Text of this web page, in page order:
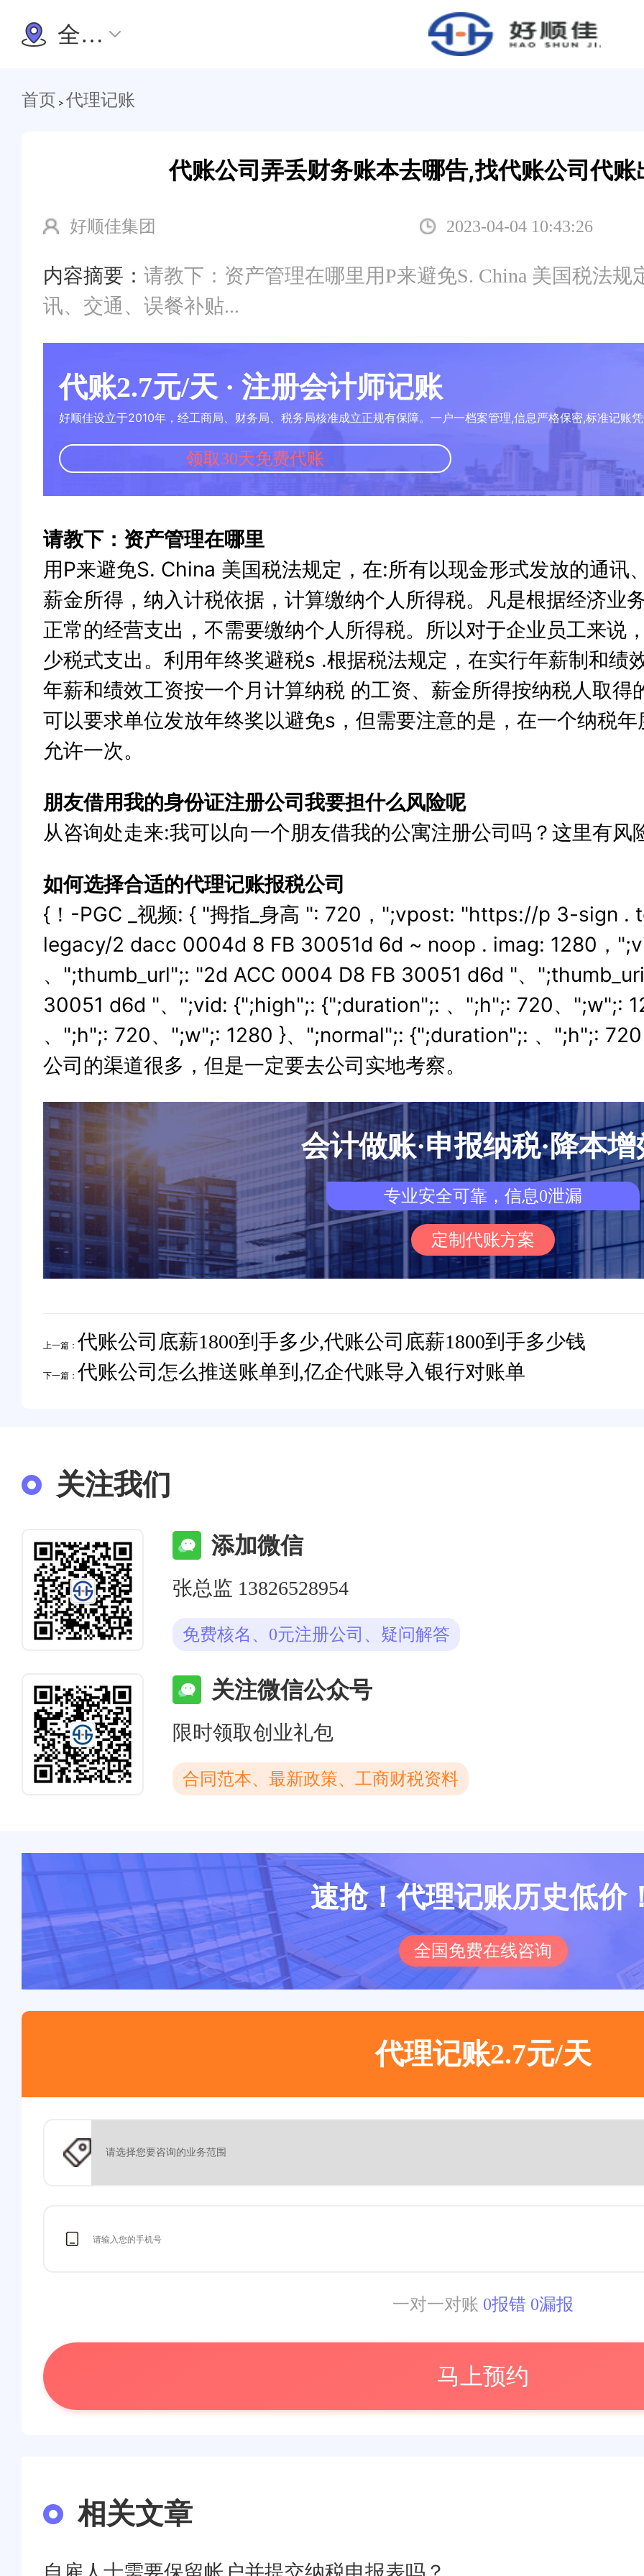
全国办理
首页 > 代理记账
代账公司弄丢财务账本去哪告,找代账公司代
好顺佳集团 2023-04-04 10:43:26
内容摘要： 请教下：资产管理在哪里用P来避免S. China 美国税法
讯、交通、误餐补贴...
代账2.7元/天 · 注册会计师记账
好顺佳设立于2010年，经工商局、财务局、税务局核准成立正规有保障。一户一档案管理,信息严格保密,标准记账
领取30天免费代账
请教下：资产管理在哪里
用P来避免S. China 美国税法规定，在:所有以现金形式发放的通讯
薪金所得，纳入计税依据，计算缴纳个人所得税。凡是根据经济业
正常的经营支出，不需要缴纳个人所得税。所以对于企业员工来说
少税式支出。利用年终奖避税s .根据税法规定，在实行年薪制和绩
年薪和绩效工资按一个月计算纳税 的工资、薪金所得按纳税人取得
可以要求单位发放年终奖以避免s，但需要注意的是，在一个纳税
允许一次。
朋友借用我的身份证注册公司我要担什么风险呢
从咨询处走来:我可以向一个朋友借我的公寓注册公司吗？这里有风
如何选择合适的代理记账报税公司
{！-PGC _视频: { "拇指_身高 ": 720，";vpost: "https://p 3-sign
legacy/2 dacc 0004d 8 FB 30051d 6d ~ noop . imag: 1280，
、";thumb_url";: "2d ACC 0004 D8 FB 30051 d6d "、
30051 d6d "、";vid: {";high";: {";duration";: 、";h";: 720、";w";:
、";h";: 720、";w";: 1280 }、";normal";: {";duration";: 、";h";:
公司的渠道很多，但是一定要去公司实地考察。
会计做账·申报纳税·降本增
专业安全可靠，信息0泄漏
定制代账方案
上一篇： 代账公司底薪1800到手多少,代账公司底薪1800到手多少钱
下一篇： 代账公司怎么推送账单到,亿企代账导入银行对账单
关注我们
添加微信
张总监 13826528954
免费核名、0元注册公司、疑问解答
关注微信公众号
限时领取创业礼包
合同范本、最新政策、工商财税资料
速抢！代理记账历史低价
全国免费在线咨询
代理记账2.7元/天
一对一对账 0报错 0漏报
马上预约
相关文章